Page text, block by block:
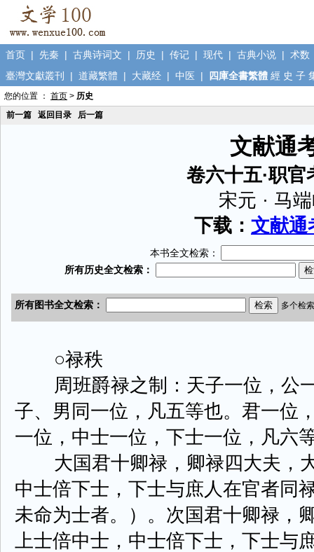
首页 | 先秦 | 古典诗词文 | 历史 | 传记 | 现代 | 古典小说 | 术数
臺灣文獻叢刊
| 道藏繁體 | 大藏经 | 中医 | 四庫全書繁體 經 史 子
您的位置 ： 首页 > 历史
前一篇
返回目录 后一篇
文献通
卷六十五·职官
宋元 · 马
下载： 文献
本书全文检索：
○禄秩
周班爵禄之制：天子一位，公
子、男同一位，凡五等也。君一位
一位，中士一位，下士一位，凡六
大国君十卿禄，卿禄四大夫，
中士倍下士，下士与庶人在官者同
未命为士者。）。次国君十卿禄，
上士倍中士，中士倍下士，下士与